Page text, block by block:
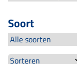
Soort